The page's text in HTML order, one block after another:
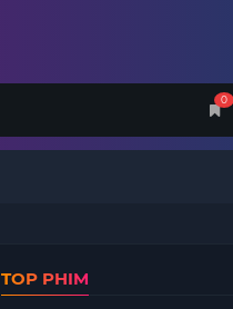
0
TOP PHIM